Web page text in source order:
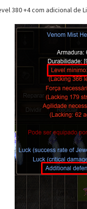
380 +4 com adicional de